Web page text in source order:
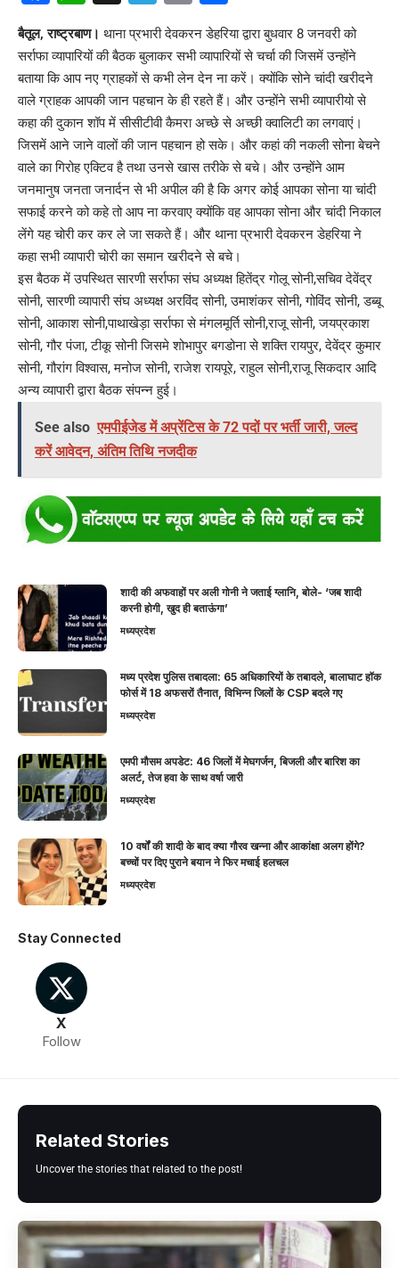
Link
बैतूल, राष्ट्रबाण। थाना प्रभारी देवकरन डेहरिया द्वारा बुधवार 8 जनवरी को
सर्राफाव्यापारियों की बैठक बुलाकर सभी व्यापारियों से चर्चा की जिसमें उन्होंने
बताया कि आप नए ग्राहकों से कभी लेन देन ना करें। क्योंकि सोने चांदी खरीदने
वाले ग्राहक आपकी जान पहचान के ही रहते हैं। और उन्होंने सभी व्यापारीयो से
कहा की दुकान शॉप में सीसीटीवी कैमरा अच्छे से अच्छी क्वालिटी का लगवाएं।
जिसमें आने जाने वालों की जान पहचान हो सके। और कहां की नकली सोना बेचने
वाले का गिरोह एक्टिव है तथा उनसे खास तरीके से बचे। और उन्होंने आम
जनमानुष जनता जनार्दन से भी अपील की है कि अगर कोई आपका सोना या चांदी
सफाई करने को कहे तो आप ना करवाए क्योंकि वह आपका सोना और चांदी निकाल
लेंगे यह चोरी कर कर ले जा सकते हैं। और थाना प्रभारी देवकरन डेहरिया ने
कहा सभी व्यापारी चोरी का समान खरीदने से बचे।
इस बैठक में उपस्थित सारणी सर्राफा संघ अध्यक्ष हितेंद्र गोलू सोनी,सचिव देवेंद्र
सोनी, सारणी व्यापारी संघ अध्यक्ष अरविंद सोनी, उमाशंकर सोनी, गोविंद सोनी, डब्बू
सोनी, आकाश सोनी,पाथाखेड़ा सर्राफा से मंगलमूर्ति सोनी,राजू सोनी, जयप्रकाश
सोनी, गौर पंजा, टीकू सोनी जिसमे शोभापुर बगडोना से शक्ति रायपुर, देवेंद्र कुमार
सोनी, गौरांग विश्वास, मनोज सोनी, राजेश रायपूरे, राहुल सोनी,राजू सिकदार आदि
अन्य व्यापारी द्वारा बैठक संपन्न हुई।
See also एमपीईजेड में अप्रेंटिस के 72 पदों पर भर्ती जारी, जल्द
करें आवेदन, अंतिम तिथि नजदीक
शादी की अफवाहों पर अली गोनी ने जताई ग्लानि, बोले- ‘जब शादी
करनी होगी, खुद ही बताऊंगा’
मध्यप्रदेश
मध्य प्रदेश पुलिस तबादला: 65 अधिकारियों के तबादले, बालाघाट हॉक
फोर्स में 18 अफसरों तैनात, विभिन्न जिलों के CSP बदले गए
मध्यप्रदेश
एमपी मौसम अपडेट: 46 जिलों में मेघगर्जन, बिजली और बारिश का
अलर्ट, तेज हवा के साथ वर्षा जारी
मध्यप्रदेश
10 वर्षों की शादी के बाद क्या गौरव खन्ना और आकांक्षा अलग होंगे?
बच्चों पर दिए पुराने बयान ने फिर मचाई हलचल
मध्यप्रदेश
Stay Connected
X
Follow
Related Stories
Uncover the stories that related to the post!